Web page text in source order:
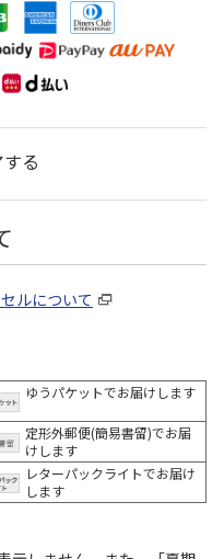
る
ルについて
ゆうパケットでお届けします
定形外郵便(簡易書留)でお届
けします
レターパックライトでお届け
します